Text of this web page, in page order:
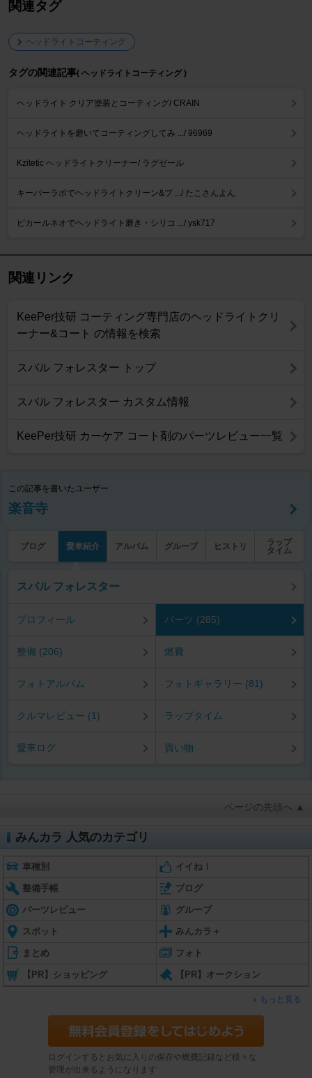
関連タグ
ヘッドライトコーティング
タグの関連記事( ヘッドライトコーティング )
ヘッドライト クリア塗装とコーティング/ CRAIN
ヘッドライトを磨いてコーティングしてみ .../ 96969
Kzitetic ヘッドライトクリーナー/ ラグゼール
キーパーラボでヘッドライトクリーン&プ .../ たこさんよん
ピカールネオでヘッドライト磨き・シリコ .../ ysk717
関連リンク
KeePer技研 コーティング専門店のヘッドライトクリ
ーナー&コート の情報を検索
スバル フォレスター トップ
スバル フォレスター カスタム情報
KeePer技研 カーケア コート剤のパーツレビュー一覧
この記事を書いたユーザー
楽音寺
ブログ 愛車紹介 アルバム グループ ヒストリ
ラップ
タイム
スバル フォレスター
プロフィール パーツ (285)
整備 (206) 燃費
フォトアルバム フォトギャラリー (81)
クルマレビュー (1) ラップタイム
愛車ログ 買い物
ページの先頭へ ▲
みんカラ 人気のカテゴリ
車種別 イイね！
整備手帳 ブログ
パーツレビュー グループ
スポット みんカラ＋
まとめ フォト
【PR】ショッピング 【PR】オークション
もっと見る
ログインするとお気に入りの保存や燃費記録など様々な
管理が出来るようになります